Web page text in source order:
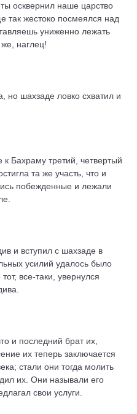
осквернил наше царство
так жестоко посмеялся над
униженно лежать
наглец!
но шахзаде ловко схватил и
Бахраму третий, четвертый
та же участь, что и
побежденные и лежали
и вступил с шахзаде в
усилий удалось было
все-таки, увернулся
и последний брат их,
их теперь заключается
стали они тогда молить
их. Они называли его
свои услуги.